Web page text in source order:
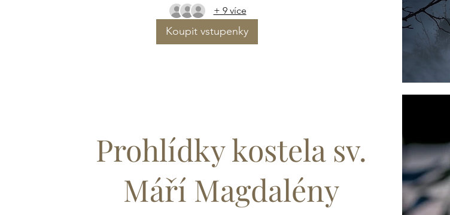
+ 9 více
Koupit vstupenky
Prohlídky kostela sv.
Máří Magdalény